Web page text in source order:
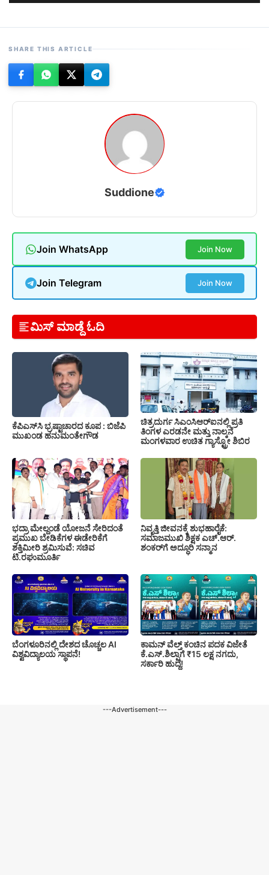
SHARE THIS ARTICLE
Suddione
Join WhatsApp Join Now
Join Telegram Join Now
ಮಿಸ್ ಮಾಡ್ದೆ ಓದಿ
ಕೆಪಿಎಸ್‍ಸಿ ಭ್ರಷ್ಟಾಚಾರದ ಕೂಪ : ಬಿಜೆಪಿ
ಮುಖಂಡ ಹನುಮಂತೇಗೌಡ
ಚಿತ್ರದುರ್ಗ ಸಿಎಂಸಿಆರ್‍ಐನಲ್ಲಿ ಪ್ರತಿ
ತಿಂಗಳ ಎರಡನೇ ಮತ್ತು ನಾಲ್ಕನೆ
ಮಂಗಳವಾರ ಉಚಿತ ಗ್ಯಾಸ್ಟ್ರೋ ಶಿಬಿರ
ಭದ್ರಾ ಮೇಲ್ದಂಡೆ ಯೋಜನೆ ಸೇರಿದಂತೆ
ಪ್ರಮುಖ ಬೇಡಿಕೆಗಳ ಈಡೇರಿಕೆಗೆ
ಶಕ್ತಿಮೀರಿ ಶ್ರಮಿಸುವೆ: ಸಚಿವ
ಟಿ.ರಘುಮೂರ್ತಿ
ನಿವೃತ್ತಿ ಜೀವನಕ್ಕೆ ಶುಭಹಾರೈಕೆ:
ಸಮಾಜಮುಖಿ ಶಿಕ್ಷಕ ಎಚ್.ಆರ್.
ಶಂಕರ್‌ಗೆ ಅದ್ಧೂರಿ ಸನ್ಮಾನ
ಬೆಂಗಳೂರಿನಲ್ಲಿ ದೇಶದ ಚೊಚ್ಚಲ AI
ವಿಶ್ವವಿದ್ಯಾಲಯ ಸ್ಥಾಪನೆ!
ಕಾಮನ್ ವೆಲ್ತ್ ಕಂಚಿನ ಪದಕ ವಿಜೇತೆ
ಕೆ.ಎಸ್.ಶಿಲ್ಪಾಗೆ ₹15 ಲಕ್ಷ ನಗದು,
ಸರ್ಕಾರಿ ಹುದ್ದೆ!
---Advertisement---